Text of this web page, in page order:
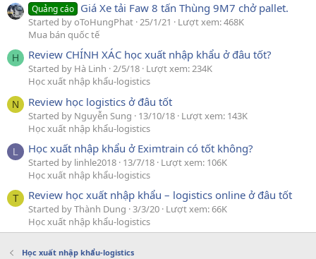
Quảng cáo Giá Xe tải Faw 8 tấn Thùng 9M7 chở pallet.
Started by oToHungPhat 25/1/21
Lượt xem: 468K
Mua bán quốc tế
H Review CHÍNH XÁC học xuất nhập khẩu ở đâu tốt?
Started by Hà Linh 2/5/18 Lượt xem: 234K
Học xuất nhập khẩu-logistics
N Review học logistics ở đâu tốt
Started by Nguyễn Sung 13/10/18 Lượt xem: 143K
Học xuất nhập khẩu-logistics
L Học xuất nhập khẩu ở Eximtrain có tốt không?
Started by linhle2018 13/7/18 Lượt xem: 106K
Học xuất nhập khẩu-logistics
T Review học xuất nhập khẩu – logistics online ở đâu tốt
Started by Thành Dung 3/3/20 Lượt xem: 66K
Học xuất nhập khẩu-logistics
Học xuất nhập khẩu-logistics